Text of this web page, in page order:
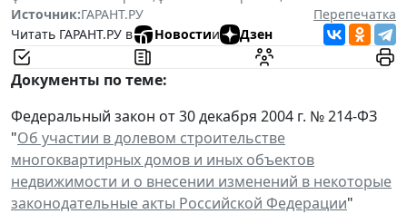
Источник:ГАРАНТ.РУ
Перепечатка
Читать ГАРАНТ.РУ в
Новостии Дзен
Документы по теме:
Федеральный закон от 30 декабря 2004 г. № 214-ФЗ
"Об участии в долевом строительстве
многоквартирных домов и иных объектов
недвижимости и о внесении изменений в некоторые
законодательные акты Российской Федерации"